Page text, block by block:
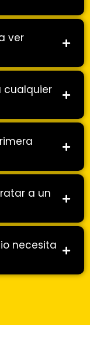
ver
cualquier
a un
necesita